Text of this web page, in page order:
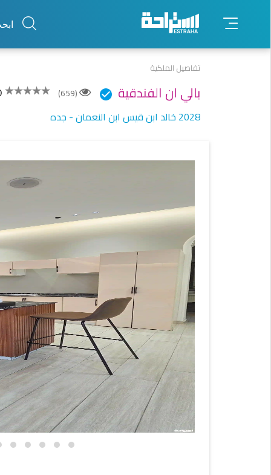
تفاصيل الملكية
بالي ان الفندقية (659)
8202 خالد ابن قيس ابن النعمان - جده